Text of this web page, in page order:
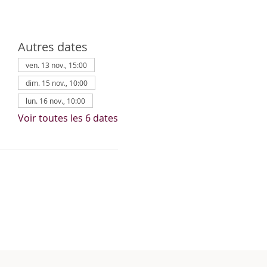
Autres dates
ven. 13 nov., 15:00
dim. 15 nov., 10:00
lun. 16 nov., 10:00
Voir toutes les 6 dates